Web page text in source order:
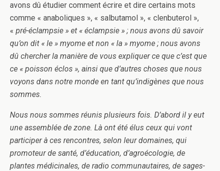
avons dû étudier comment écrire et dire certains mots
comme « anaboliques », « salbutamol », « clenbuterol »,
« pré-éclampsie » et « éclampsie » ; nous avons dû savoir
qu’on dit « le » myome et non « la » myome ; nous avons
dû chercher la manière de vous expliquer ce que c’est que
ce « poisson éclos », ainsi que d’autres choses que nous
voyons dans notre monde en tant qu’indigènes que nous
sommes.
Nous nous sommes réunis plusieurs fois. D’abord il y eut
une assemblée de zone. Là ont été élus ceux qui vont
participer à ces rencontres, selon leur domaines, qui
promoteur de santé, d’éducation, d’agroécologie, de
plantes médicinales, de radio communautaires, de sages-